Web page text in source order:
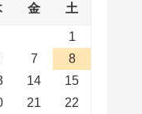
金 土
1
7
8
14
15
21
22